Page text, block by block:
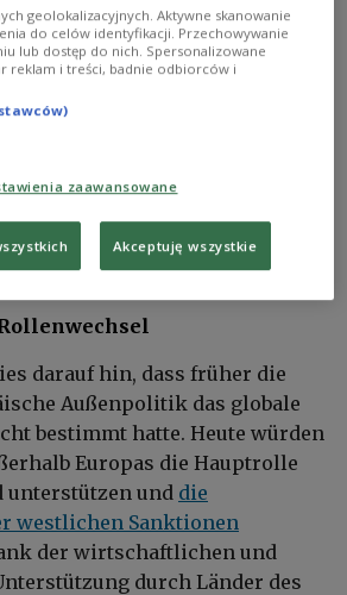
Möglichkeit, ihre Waffen und
testen. DerIran nutzt den
seiner
mit Blick auf einen möglichen
vorzubereiten.Pjöngjang
Koreakriegs im Jahr 1953 in
verwickelt, stellte FA fest.
darauf hin, dass früher die
Außenpolitik das globale
bestimmt hatte. Heute würden
Europas die Hauptrolle
unterstützen und die
westlichen Sanktionen
der wirtschaftlichen und
durch Länder des
geolokalizacyjnych. Aktywne skanowanie
do celów identyfikacji. Przechowywanie
lub dostęp do nich. Spersonalizowane
reklam i treści, badnie odbiorców i
zaawansowane
Akceptuję wszystkie